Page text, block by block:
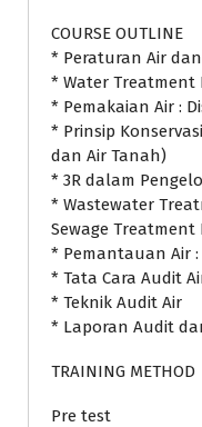
COURSE OUTLINE
* Peraturan Air
* Water
* Pemakaian Air :
* Prinsip
dan Air Tanah)
* 3R dalam
* Wastewater
Sewage Treatment
* Pemantauan Air
* Tata Cara Audit
* Teknik Audit Air
* Laporan Audit
TRAINING METHOD
Pre test